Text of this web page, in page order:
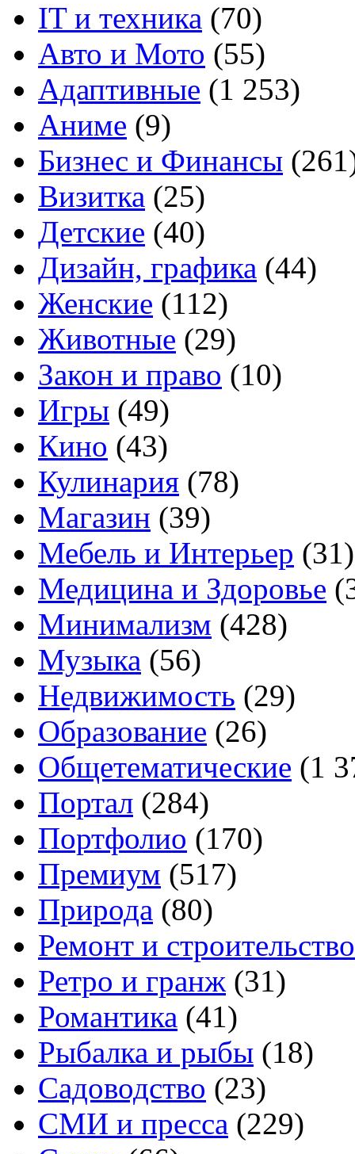
IT и техника (70)
Авто и Мото (55)
Адаптивные (1 253)
Аниме (9)
Бизнес и Финансы
Визитка (25)
Детские (40)
Дизайн, графика (44)
Женские (112)
Животные (29)
Закон и право (10)
Игры (49)
Кино (43)
Кулинария (78)
Магазин (39)
Мебель и Интерьер (31)
Медицина и Здоровье
Минимализм (428)
Музыка (56)
Недвижимость (29)
Образование (26)
Общетематические (1
Портал (284)
Портфолио (170)
Премиум (517)
Природа (80)
Ремонт и строительство
Ретро и гранж (31)
Романтика (41)
Рыбалка и рыбы (18)
Садоводство (23)
СМИ и пресса (229)